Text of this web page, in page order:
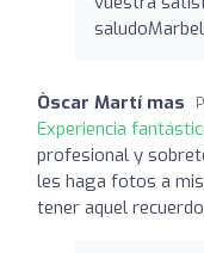
Òscar Martí mas
Experiencia
profesional y
les haga fotos a
tener aquel